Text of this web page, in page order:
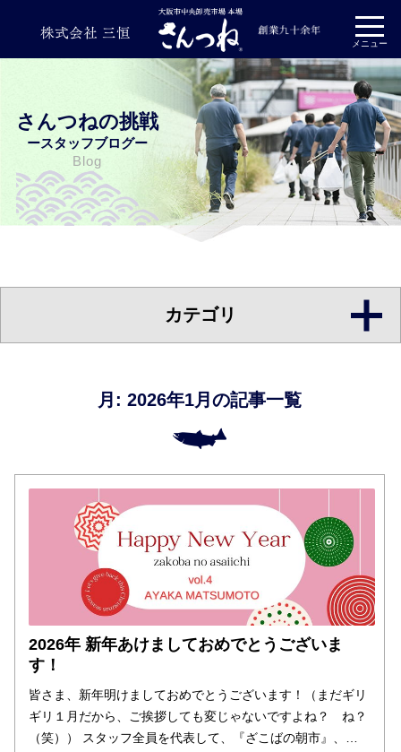
メニュー
プライバシーポリシー
さんつねの挑戦
ースタッフブログー
Blog
カテゴリ
月:2026年1月の記事一覧
2026年 新年あけましておめでとうございま
す！
皆さま、新年明けましておめでとうございます！（まだギリ
ギリ１月だから、ご挨拶しても変じゃないですよね？ ね？
（笑）） スタッフ全員を代表して、『ざこばの朝市』、…